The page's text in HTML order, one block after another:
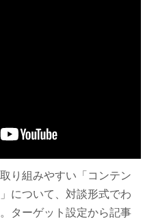
り組みやすい「コンテン
について、対談形式でわ
ターゲット設定から記事